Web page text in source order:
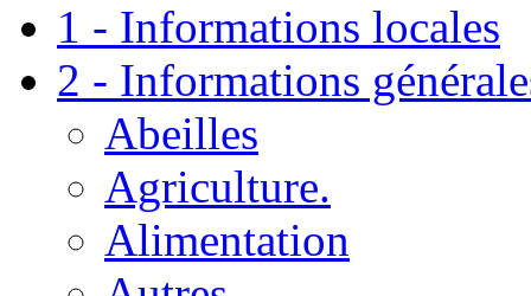
1 - Informations locales
2 - Informations
Abeilles
Agriculture.
Alimentation